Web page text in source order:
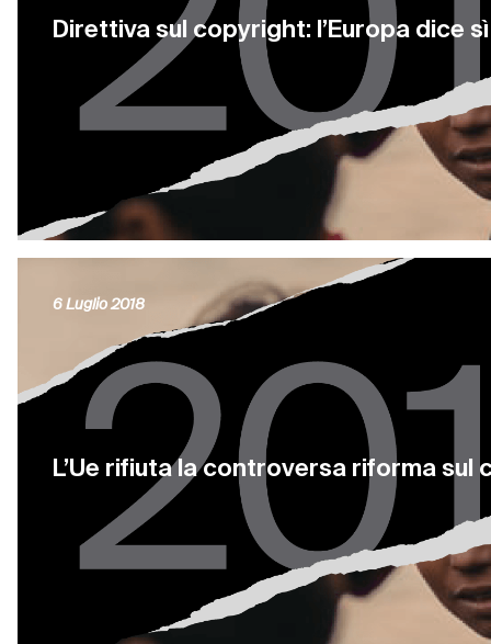
Direttiva sul copyright: l’Europa dice sì
L’Ue rifiuta la controversa riforma sul
6 Luglio 2018